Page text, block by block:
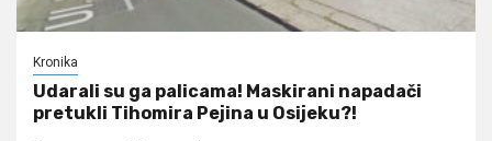
Kronika
Udarali su ga palicama! Maskirani napadači
pretukli Tihomira Pejina u Osijeku?!